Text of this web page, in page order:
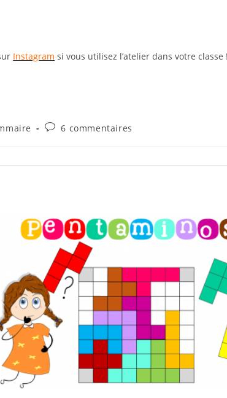
Instagram si vous utilisez l’atelier dans votre classe
Commentaires
6 commentaires